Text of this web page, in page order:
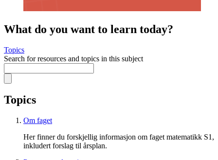
What do you want to learn today?
Topics
Search for resources and topics in this subject
Topics
Om faget
Her finner du forskjellig informasjon om faget matematikk S1,
inkludert forslag til årsplan.